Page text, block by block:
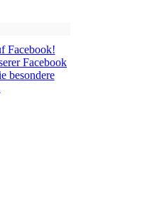
Facebook!
Facebook
besondere